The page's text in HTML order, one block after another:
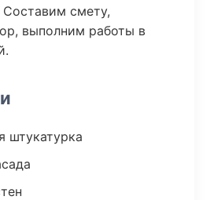
смету,
выполним работы в
штукатурка